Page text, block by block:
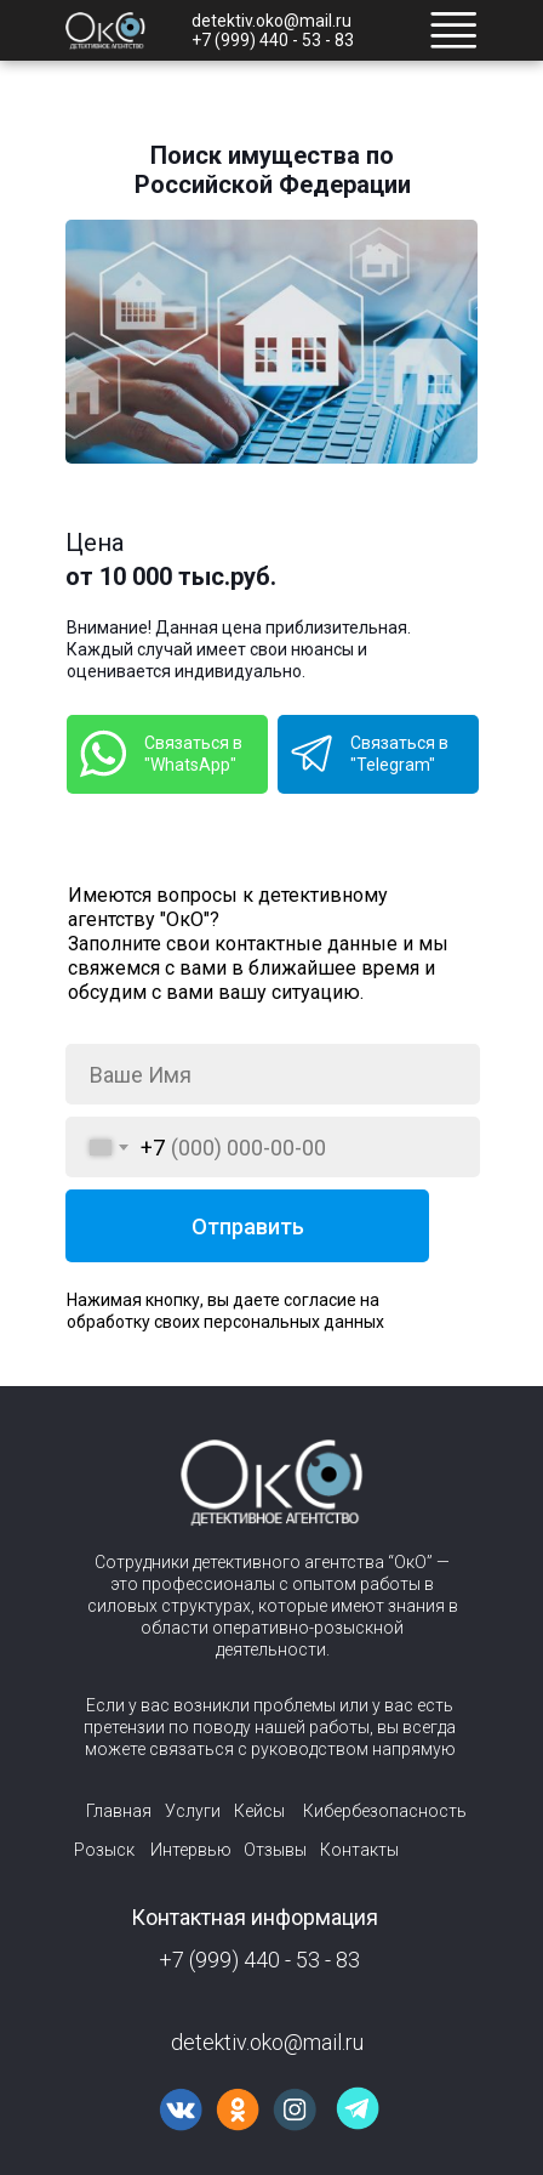
detektiv.oko@mail.ru
+7 (999) 440 - 53 - 83
Поиск имущества по
Российской Федерации
Цена
от 10 000 тыс.руб.
Связаться в
"WhatsApp"
Связаться в
"Telegram"
Внимание! Данная цена приблизительная.
Каждый случай имеет свои нюансы и
оценивается индивидуально.
Имеются вопросы к детективному
агентству "ОкО"?
Заполните свои контактные данные и мы
свяжемся с вами в ближайшее время и
обсудим с вами вашу ситуацию.
+7
Отправить
Нажимая кнопку, вы даете согласие на
обработку своих персональных данных
Главная Услуги Кейсы
Кибербезопасность
Интервью
Отзывы Контакты
Розыск
detektiv.oko@mail.ru
+7 (999) 440 - 53 - 83
Сотрудники детективного агентства “ОкО” —
это профессионалы с опытом работы в
силовых структурах, которые имеют знания в
области оперативно-розыскной
деятельности.
Контактная информация
Если у вас возникли проблемы или у вас есть
претензии по поводу нашей работы, вы всегда
можете связаться с руководством напрямую